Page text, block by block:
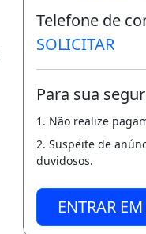
Telefone de
SOLICITAR
Para sua
1. Não realize
2. Suspeite de
duvidosos.
ENTRAR